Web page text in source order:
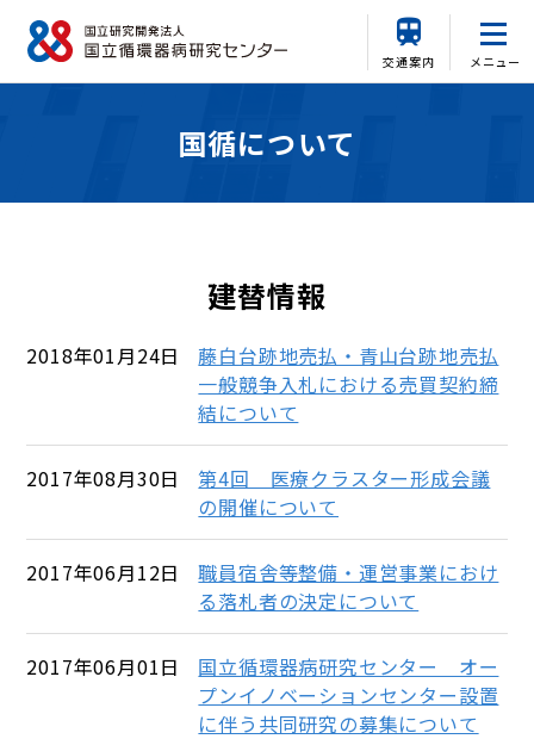
交通案内 メニュー
国循について
建替情報
2018年01月24日
藤白台跡地売払・青山台跡地売払
一般競争入札における売買契約締
結について
2017年08月30日
第4回 医療クラスター形成会議
の開催について
2017年06月12日
職員宿舎等整備・運営事業におけ
る落札者の決定について
2017年06月01日
国立循環器病研究センター オー
プンイノベーションセンター設置
に伴う共同研究の募集について